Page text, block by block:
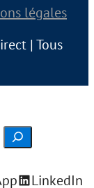
légales
| Tous
LinkedIn